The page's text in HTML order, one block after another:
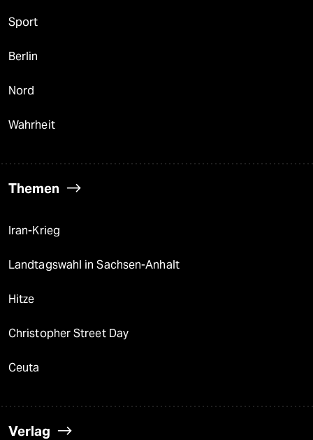
Sport
Berlin
Nord
Wahrheit
Themen
Iran-Krieg
Landtagswahl in Sachsen-Anhalt
Hitze
Christopher Street Day
Ceuta
Verlag